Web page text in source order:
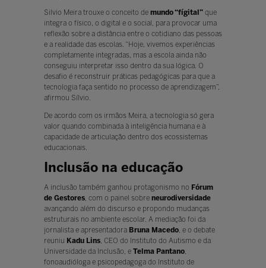
Silvio Meira trouxe o conceito de mundo “fígital”que
integra o físico, o digital e o social, para provocar uma
reflexão sobre a distância entre o cotidiano das pessoas
e a realidade das escolas. “Hoje, vivemos experiências
completamente integradas, mas a escola ainda não
conseguiu interpretar isso dentro da sua lógica. O
desafio é reconstruir práticas pedagógicas para que a
tecnologia faça sentido no processo de aprendizagem”,
afirmou Sílvio.
De acordo com os irmãos Meira, a tecnologia só gera
valor quando combinada à inteligência humana e à
capacidade de articulação dentro dos ecossistemas
educacionais.
Inclusão na educação
A inclusão também ganhou protagonismo no Fórum
de Gestores, com o painel sobre neurodiversidade
avançando além do discurso e propondo mudanças
estruturais no ambiente escolar. A mediação foi da
jornalista e apresentadora Bruna Macedo, e o debate
reuniu Kadu Lins, CEO do Instituto do Autismo e da
Universidade da Inclusão, e Telma Pantano,
fonoaudióloga e psicopedagoga do Instituto de